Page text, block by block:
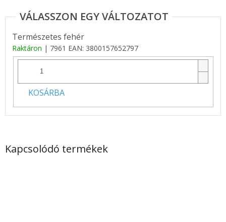
Kapcsolódó termékek
Természetes fehér
Raktáron | 7961 EAN: 3800157652797
KOSÁRBA